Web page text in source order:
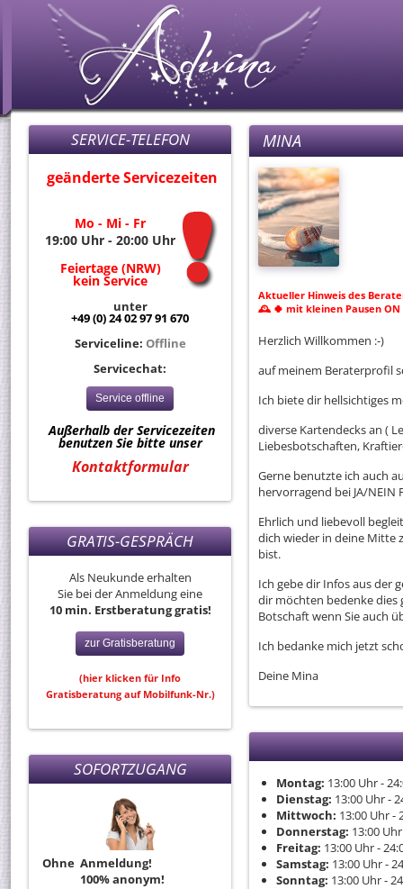
SERVICE-TELEFON
geänderte Servicezeiten
Mo - Mi - Fr
19:00 Uhr - 20:00 Uhr
Feiertage (NRW)
kein Service
unter
+49 (0) 24 02 97 91 670
Serviceline: Offline
Servicechat:
Service offline
Außerhalb der Servicezeiten
benutzen Sie bitte unser
Kontaktformular
GRATIS-GESPRÄCH
Als Neukunde erhalten
Sie bei der Anmeldung eine
10 min. Erstberatung gratis!
zur Gratisberatung
(hier klicken für Info
Gratisberatung auf Mobilfunk-Nr.)
SOFORTZUGANG
Ohne Anmeldung!
100% anonym!
MINA
Aktueller Hinweis des
🕰 🍀 mit kleinen Pausen ON
Herzlich Willkommen :-)
auf meinem Beraterprofil
Ich biete dir hellsichtiges
diverse Kartendecks an (
Liebesbotschaften,
Gerne benutzte ich auch
hervorragend bei JA/
Ehrlich und liebevoll
dich wieder in deine Mitte
bist.
Ich gebe dir Infos aus der
dir möchten bedenke dies
Botschaft wenn Sie auch
Ich bedanke mich jetzt
Deine Mina
Montag: 13:00 Uhr-
Dienstag: 13:00 Uhr-
Mittwoch: 13:00 Uhr-
Donnerstag: 13:00 Uhr
Freitag: 13:00 Uhr-
Samstag: 13:00 Uhr-
Sonntag: 13:00 Uhr-